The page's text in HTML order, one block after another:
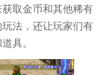
取金币和其他稀有
法，还让玩家们有
具。